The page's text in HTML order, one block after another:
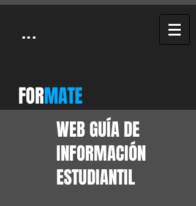
...
FORMATE
WEB GUÍA DE
INFORMACIÓN
ESTUDIANTIL